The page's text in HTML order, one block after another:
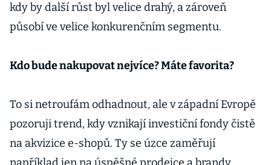
kdy by další růst byl velice drahý, a zároveň
působí ve velice konkurenčním segmentu.
Kdo bude nakupovat nejvíce? Máte favorita?
To si netroufám odhadnout, ale v západní Evropě
pozoruji trend, kdy vznikají investiční fondy čistě
na akvizice e-shopů. Ty se úzce zaměřují